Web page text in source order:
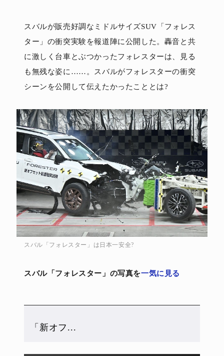
スバルが販売好調なミドルサイズSUV「フォレス
ター」の衝突実験を報道陣に公開した。轟音と共
に激しく台車とぶつかったフォレスターは、見る
も無残な姿に……。スバルがフォレスターの衝突
シーンを公開して伝えたかったこととは?
スバル「フォレスター」は日本一安全?
スバル「フォレスター」の写真を一気に見る
「新オフ...